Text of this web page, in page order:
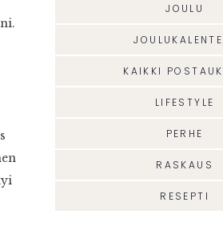
JOULU
KAIKKI
LIFESTYLE
PERHE
RASKAUS
RESEPTI